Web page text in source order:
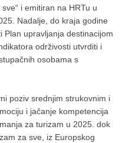
i emitiran na HRTu u
Nadalje, do kraja godine
Plan upravljanja destinacijom
održivosti utvrditi i
osobama s
poziv srednjim strukovnim i
i jačanje kompetencija
za turizam u 2025. dok
za sve, iz Europskog